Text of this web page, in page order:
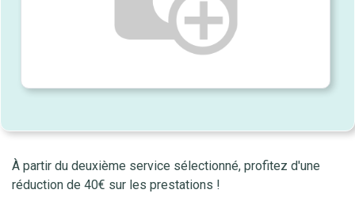
À partir du deuxième service sélectionné, profitez d'une
réduction de 40€ sur les prestations !